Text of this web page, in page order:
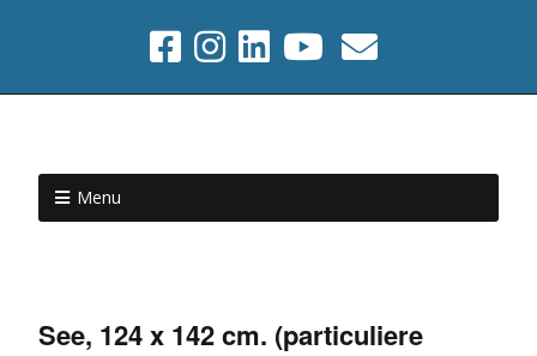
Menu
See, 124 x 142 cm. (particuliere